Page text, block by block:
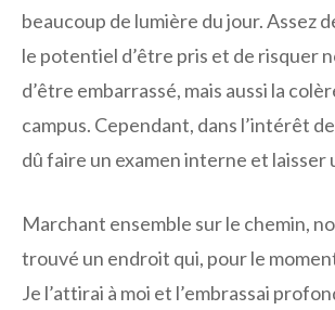
beaucoup de lumière du jour. Assez
le potentiel d’être pris et de risquer
d’être embarrassé, mais aussi la
campus. Cependant, dans l’intérêt de
dû faire un examen interne et laisser
Marchant ensemble sur le chemin,
trouvé un endroit qui, pour le
Je l’attirai à moi et l’embrassai